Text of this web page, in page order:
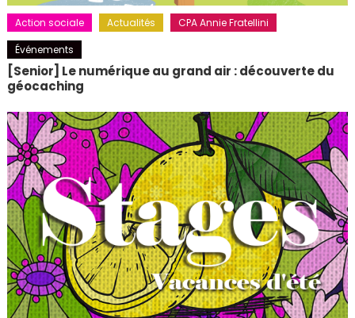
Action sociale Actualités
CPA Annie Fratellini
Événements
[Senior] Le numérique au grand air : découverte du
géocaching